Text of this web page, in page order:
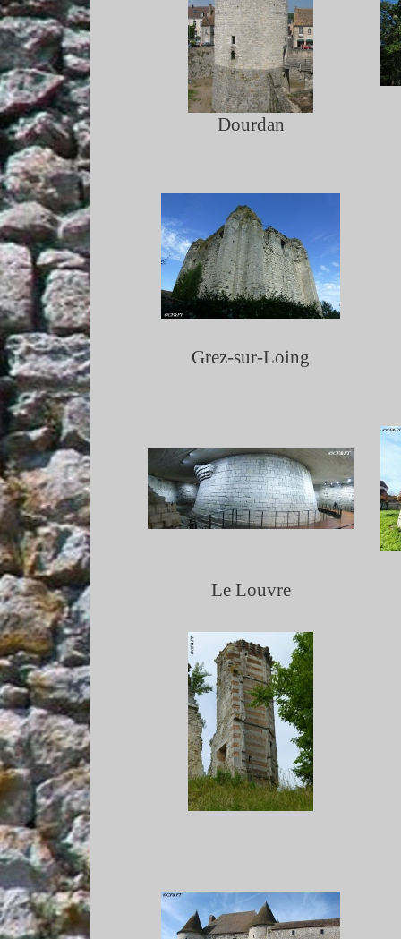
Grez-sur-Loing
Le Louvre
Dourdan